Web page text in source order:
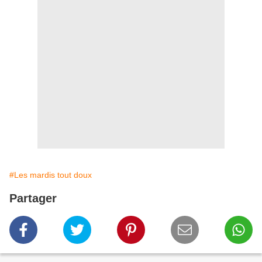
#Les mardis tout doux
Partager